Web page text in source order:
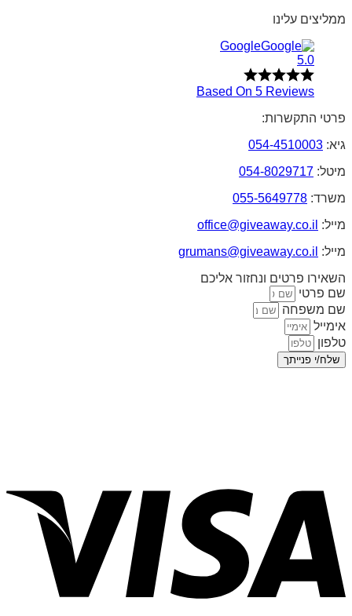
ממליצים עלינו
Google
5.0
Based On 5 Reviews
פרטי התקשרות:
גיא: 054-4510003
מיטל: 054-8029717
משרד: 055-5649778
מייל: office@giveaway.co.il
מייל: grumans@giveaway.co.il
השאירו פרטים ונחזור אליכם
שם פרטי
שם משפחה
אימייל
טלפון
שלח/י פנייתך